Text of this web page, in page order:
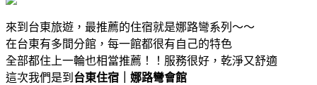
來到台東旅遊，最推薦的住宿就是娜路彎系列～～
在台東有多間分館，每一館都很有自己的特色
全部都住上一輪也相當推薦！！服務很好，乾淨又舒適
這次我們是到 台東住宿｜娜路彎會館